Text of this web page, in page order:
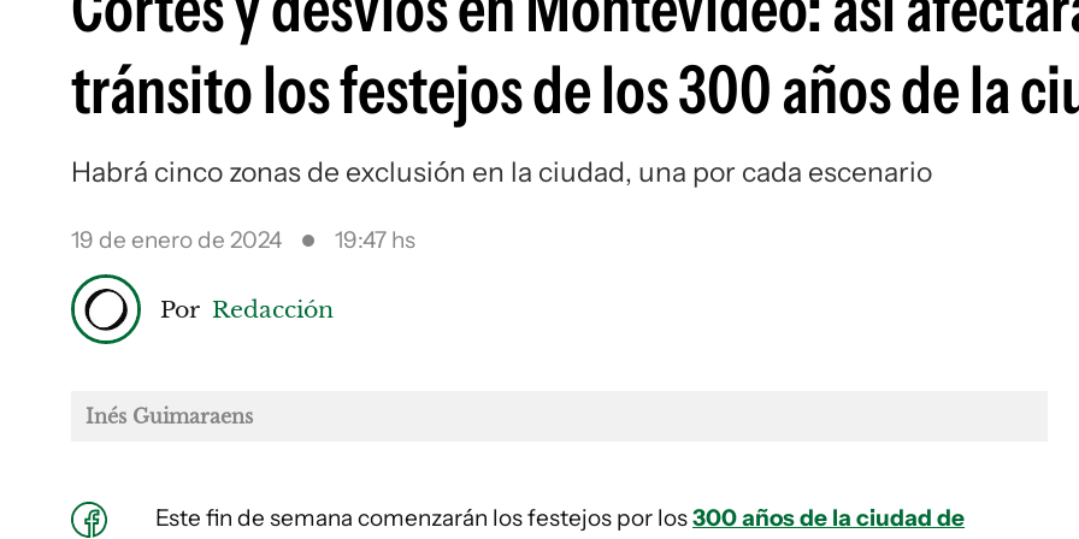
tránsito los festejos de los 300 años de la
Habrá cinco zonas de exclusión en la ciudad, una por cada escenario
19 de enero de 2024 19:47 hs
Por Redacción
Inés Guimaraens
Este fin de semana comenzarán los festejos por los300 años de la ciudad de